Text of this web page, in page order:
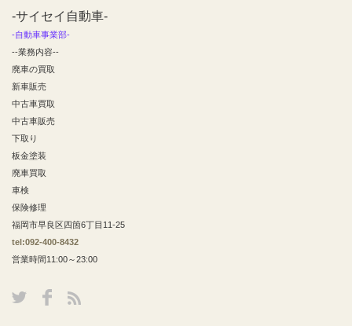
-サイセイ自動車-
-自動車事業部-
--業務内容--
廃車の買取
新車販売
中古車買取
中古車販売
下取り
板金塗装
廃車買取
車検
保険修理
福岡市早良区四箇6丁目11-25
tel:092-400-8432
営業時間11:00～23:00